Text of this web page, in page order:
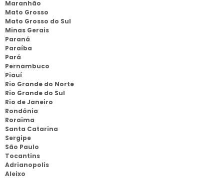
Maranhão
Mato Grosso
Mato Grosso do Sul
Minas Gerais
Paraná
Paraíba
Pará
Pernambuco
Piauí
Rio Grande do Norte
Rio Grande do Sul
Rio de Janeiro
Rondônia
Roraima
Santa Catarina
Sergipe
São Paulo
Tocantins
Adrianopolis
Aleixo